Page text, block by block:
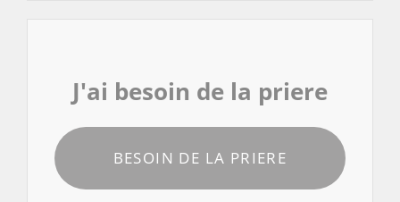
J'ai besoin de la priere
BESOIN DE LA PRIERE